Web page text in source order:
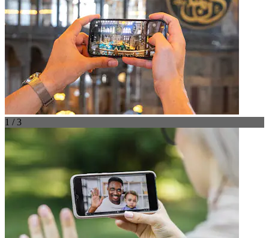
1 / 3